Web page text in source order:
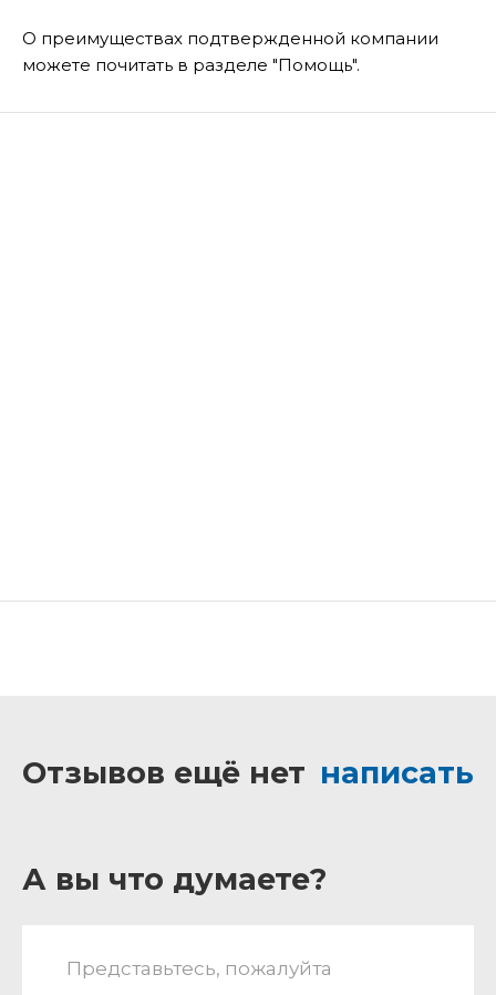
О преимуществах подтвержденной компании
можете почитать в разделе "Помощь".
Отзывов ещё нет написать
А вы что думаете?